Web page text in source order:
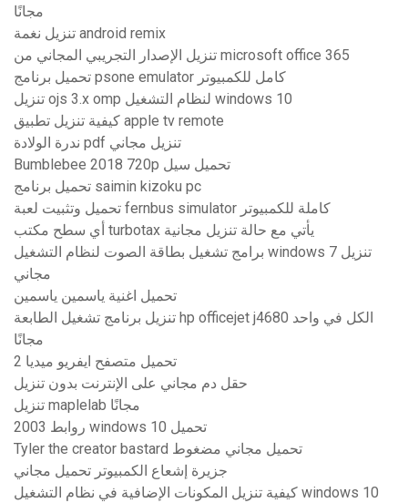
مجانًا
تنزيل نغمة android remix
تنزيل الإصدار التجريبي المجاني من microsoft office 365
تحميل برنامج psone emulator كامل للكمبيوتر
تنزيل ojs 3.x omp لنظام التشغيل windows 10
كيفية تنزيل تطبيق apple tv remote
ندرة الولادة pdf تنزيل مجاني
Bumblebee 2018 720p تحميل سيل
تحميل برنامج saimin kizoku pc
تحميل وتثبيت لعبة fernbus simulator كاملة للكمبيوتر
أي سطح مكتب turbotax يأتي مع حالة تنزيل مجانية
برامج تشغيل بطاقة الصوت لنظام التشغيل windows 7 تنزيل
مجاني
تحميل اغنية ياسمين ياسمين
تنزيل برنامج تشغيل الطابعة hp officejet j4680 الكل في واحد
مجانًا
تحميل متصفح ايفريو ميديا ​​2
حقل دم مجاني على الإنترنت بدون تنزيل
تنزيل maplelab مجانًا
روابط 2003 windows 10 تحميل
Tyler the creator bastard تحميل مجاني مضغوط
جزيرة إشعاع الكمبيوتر تحميل مجاني
كيفية تنزيل المكونات الإضافية في نظام التشغيل windows 10